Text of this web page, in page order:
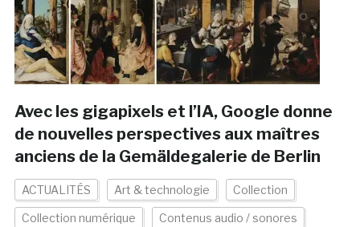
Avec les gigapixels et l’IA, Google donne
de nouvelles perspectives aux maîtres
anciens de la Gemäldegalerie de Berlin
ACTUALITÉS Art & technologie Collection
Collection numérique Contenus audio / sonores